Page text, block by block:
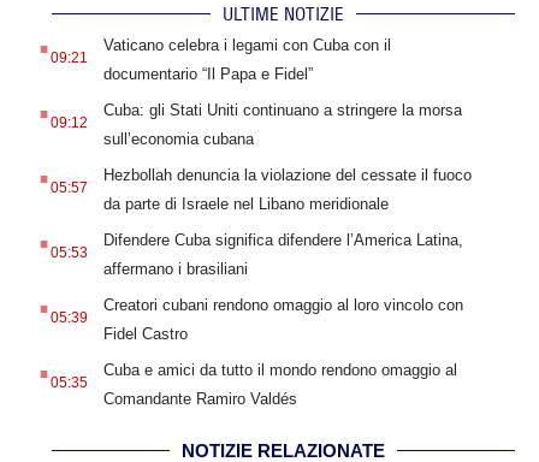
ULTIME NOTIZIE
.09:21
Vaticano celebra i legami con Cuba con il
documentario “Il Papa e Fidel”
.09:12
Cuba: gli Stati Uniti continuano a stringere la morsa
sull’economia cubana
.05:57
Hezbollah denuncia la violazione del cessate il fuoco
da parte di Israele nel Libano meridionale
.05:53
Difendere Cuba significa difendere l’America Latina,
affermano i brasiliani
.05:39
Creatori cubani rendono omaggio al loro vincolo con
Fidel Castro
.05:35
Cuba e amici da tutto il mondo rendono omaggio al
Comandante Ramiro Valdés
NOTIZIE RELAZIONATE